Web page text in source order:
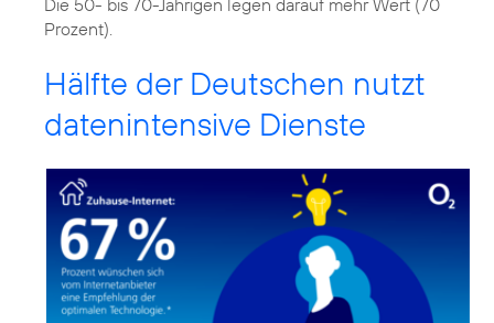
Prozent).
Hälfte der Deutschen nutzt
datenintensive Dienste